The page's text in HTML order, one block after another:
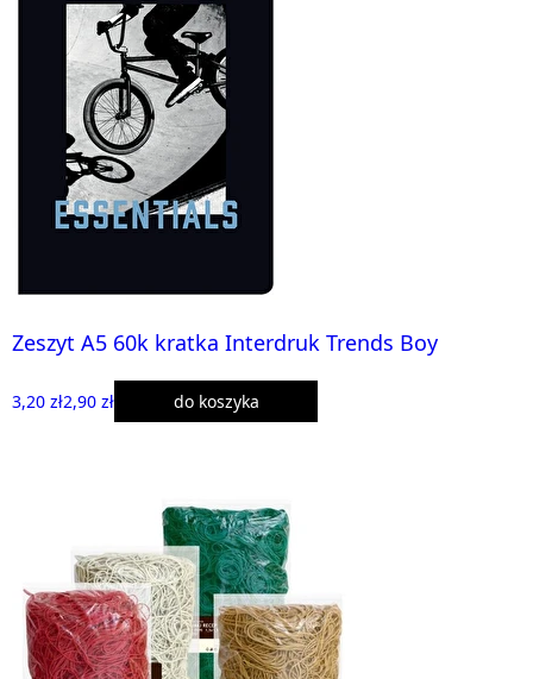
Zeszyt A5 60k kratka Interdruk Trends Boy
3,20 zł2,90 zł do koszyka